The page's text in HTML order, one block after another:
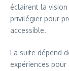
éclairent la
privilégier pour
accessible.
La suite dépend
expériences